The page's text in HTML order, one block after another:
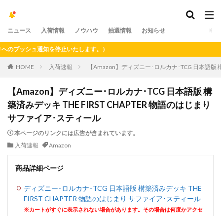
ニュース 入荷情報 ノウハウ 抽選情報 お知らせ
シュ通知を停止いたします。）
HOME 入荷速報 【Amazon】ディズニー･ロルカナ･TCG 日本語版
【Amazon】ディズニー･ロルカナ･TCG 日本語版 構
築済みデッキ THE FIRST CHAPTER 物語のはじまり
サファイア･スティール
本ページのリンクには広告が含まれています。
入荷速報
Amazon
商品詳細ページ
ディズニー･ロルカナ･TCG 日本語版 構築済みデッキ THE
FIRST CHAPTER 物語のはじまり サファイア･スティール
※カートがすぐに表示されない場合があります。その場合は何度かアクセ